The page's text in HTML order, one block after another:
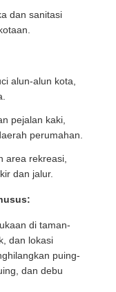
dan sanitasi
alun-alun kota,
pejalan kaki,
perumahan.
area rekreasi,
dan jalur.
di taman-
dan lokasi
puing-
dan debu